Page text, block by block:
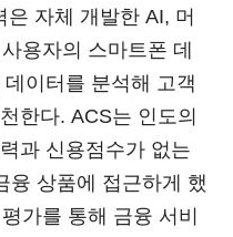
자체 개발한 AI, 머
용자의 스마트폰 데
이터를 분석해 고객
한다. ACS는 인도의
과 신용점수가 없는
융 상품에 접근하게 했
가를 통해 금융 서비